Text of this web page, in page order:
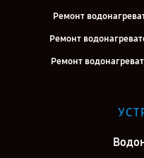
Ремонт
Ремонт
Ремонт
Ремонт
Ремонт водонагревателя